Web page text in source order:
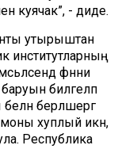
куячак”, - диде.
утырыштан
институтларның
фәнни
баруын билгеләп
берләшергә
моны хуплый икән,
Республика